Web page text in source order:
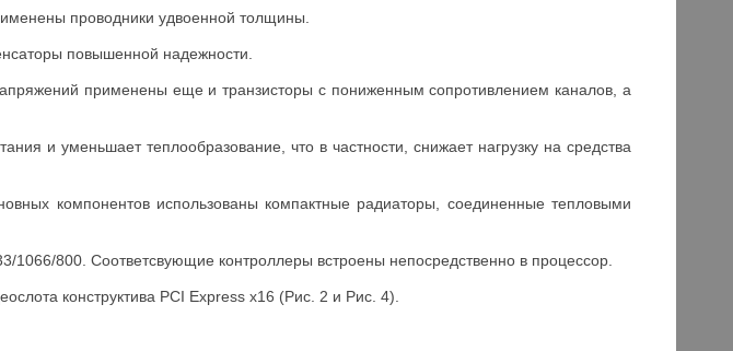
проводники удвоенной толщины.
повышенной надежности.
применены еще и транзисторы с пониженным сопротивлением каналов, а
и уменьшает теплообразование, что в частности, снижает нагрузку на средства
компонентов использованы компактные радиаторы, соединенные тепловыми
1066/800. Соответсвующие контроллеры встроены непосредственно в процессор.
конструктива PCI Express x16 (Рис. 2 и Рис. 4).